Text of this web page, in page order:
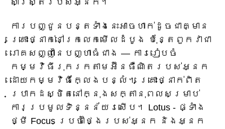
ការបញ្ជូនបន្តទាំងនេះអាចហាក់ដូចជាគ្មាន
គ្រោះថ្នាក់នៅក្រលេកមើលដំបូង ប៉ុន្តែពួកវាជា
រោគសញ្ញានៃបញ្ហាធំជាង — ការរៀបចំ
កម្មវិធីរុករកតាមអ៊ីនធឺណិតរបស់អ្នក
ដោយកម្មវិធីក្លែងបន្លំ។ គ្រោះថ្នាក់ពិត
ប្រាកដស្ថិតនៅក្នុងសក្តានុពលសម្រាប់
ការប្រមូលទិន្នន័យរសើប។ Lotus - ផ្ទាំង
ថ្មី Focus ប្រចាំថ្ងៃរបស់អ្នក និងអ្នក